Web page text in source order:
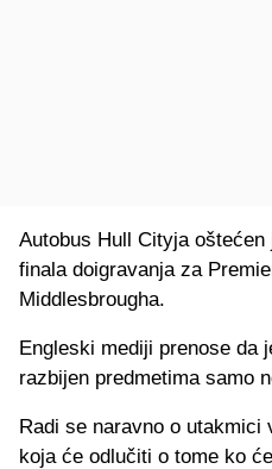
Autobus Hull Cityja
finala doigravanja za
Middlesbrougha.
Engleski mediji prenose da
razbijen predmetima samo
Radi se naravno o utakmici
koja će odlučiti o tome ko